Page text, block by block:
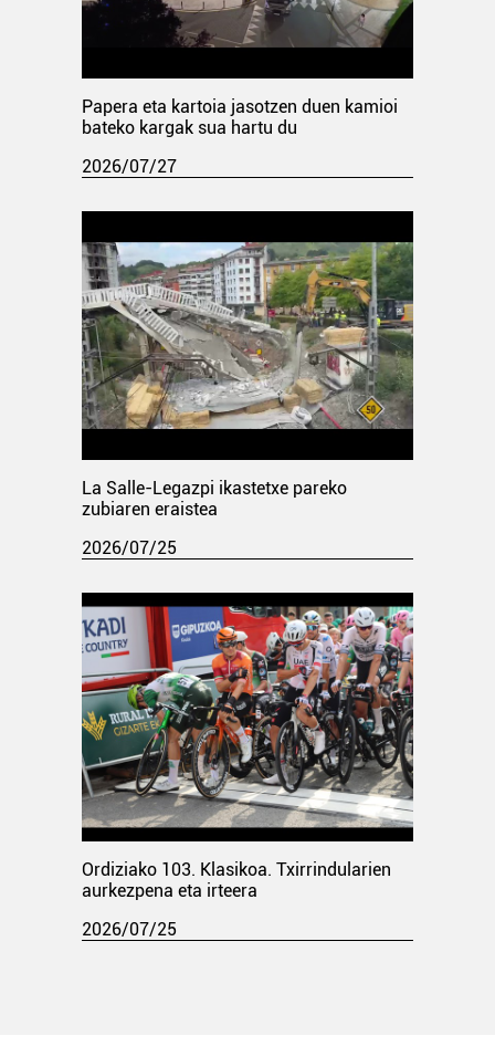
Papera eta kartoia jasotzen duen kamioi
bateko kargak sua hartu du
2026/07/27
La Salle-Legazpi ikastetxe pareko
zubiaren eraistea
2026/07/25
Ordiziako 103. Klasikoa. Txirrindularien
aurkezpena eta irteera
2026/07/25